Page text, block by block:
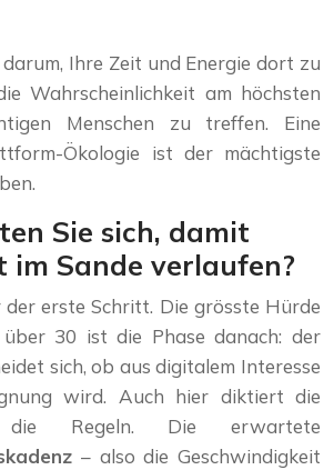
Ihre Zeit und Energie dort zu
Wahrscheinlichkeit am höchsten
Menschen zu treffen. Eine
Ökologie ist der mächtigste
Sie sich, damit
im Sande verlaufen?
erste Schritt. Die grösste Hürde
30 ist die Phase danach: der
sich, ob aus digitalem Interesse
wird. Auch hier diktiert die
die Regeln. Die erwartete
– also die Geschwindigkeit